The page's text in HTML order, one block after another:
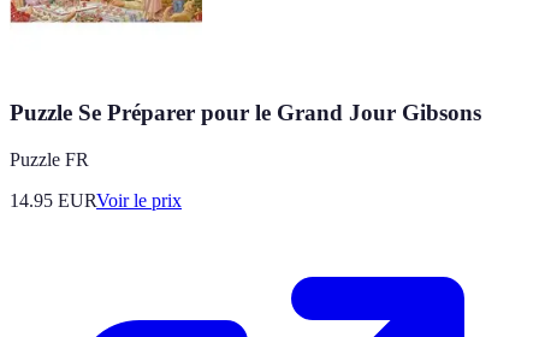
Puzzle Se Préparer pour le Grand Jour Gibsons
Puzzle FR
14.95 EURVoir le prix